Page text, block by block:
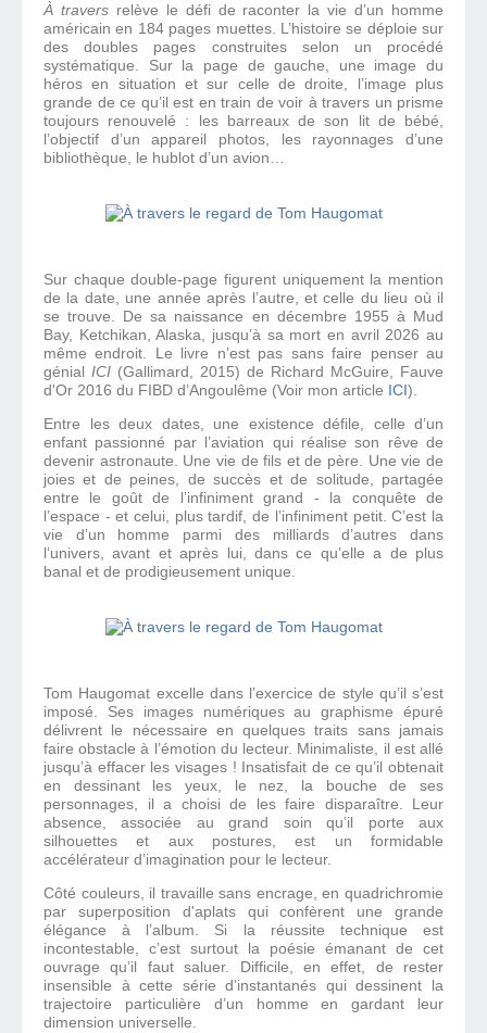
À traversrelève le défi de raconter la vie d’un homme
américain en 184 pages muettes. L’histoire se déploie sur
des doubles pages construites selon un procédé
systématique. Sur la page de gauche, une image du
héros en situation et sur celle de droite, l’image plus
grande de ce qu’il est en train de voir à travers un prisme
toujours renouvelé : les barreaux de son lit de bébé,
l’objectif d’un appareil photos, les rayonnages d’une
bibliothèque, le hublot d’un avion…
Sur chaque double-page figurent uniquement la mention
de la date, une année après l’autre, et celle du lieu où il
se trouve. De sa naissance en décembre 1955 à Mud
Bay, Ketchikan, Alaska, jusqu’à sa mort en avril 2026 au
même endroit. Le livre n’est pas sans faire penser au
génial ICI (Gallimard, 2015) de Richard McGuire, Fauve
d'Or 2016 du FIBD d’Angoulême (Voir mon article ICI).
Entre les deux dates, une existence défile, celle d’un
enfant passionné par l’aviation qui réalise son rêve de
devenir astronaute. Une vie de fils et de père. Une vie de
joies et de peines, de succès et de solitude, partagée
entre le goût de l’infiniment grand - la conquête de
l’espace - et celui, plus tardif, de l’infiniment petit. C’est la
vie d’un homme parmi des milliards d’autres dans
l’univers, avant et après lui, dans ce qu’elle a de plus
banal et de prodigieusement unique.
Tom Haugomat excelle dans l’exercice de style qu’il s’est
imposé. Ses images numériques au graphisme épuré
délivrent le nécessaire en quelques traits sans jamais
faire obstacle à l’émotion du lecteur. Minimaliste, il est allé
jusqu’à effacer les visages ! Insatisfait de ce qu’il obtenait
en dessinant les yeux, le nez, la bouche de ses
personnages, il a choisi de les faire disparaître. Leur
absence, associée au grand soin qu’il porte aux
silhouettes et aux postures, est un formidable
accélérateur d’imagination pour le lecteur.
Côté couleurs, il travaille sans encrage, en quadrichromie
par superposition d'aplats qui confèrent une grande
élégance à l’album. Si la réussite technique est
incontestable, c’est surtout la poésie émanant de cet
ouvrage qu’il faut saluer. Difficile, en effet, de rester
insensible à cette série d’instantanés qui dessinent la
trajectoire particulière d’un homme en gardant leur
dimension universelle.